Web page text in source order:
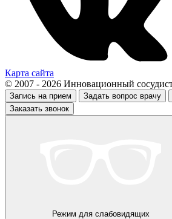
Карта сайта
© 2007 - 2026 Инновационный
Запись на прием Задать вопрос врачу
Заказать звонок
Режим для слабовидящих